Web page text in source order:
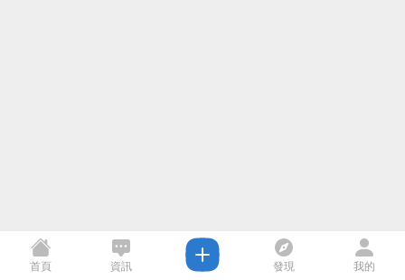
首頁 資訊 發現 我的